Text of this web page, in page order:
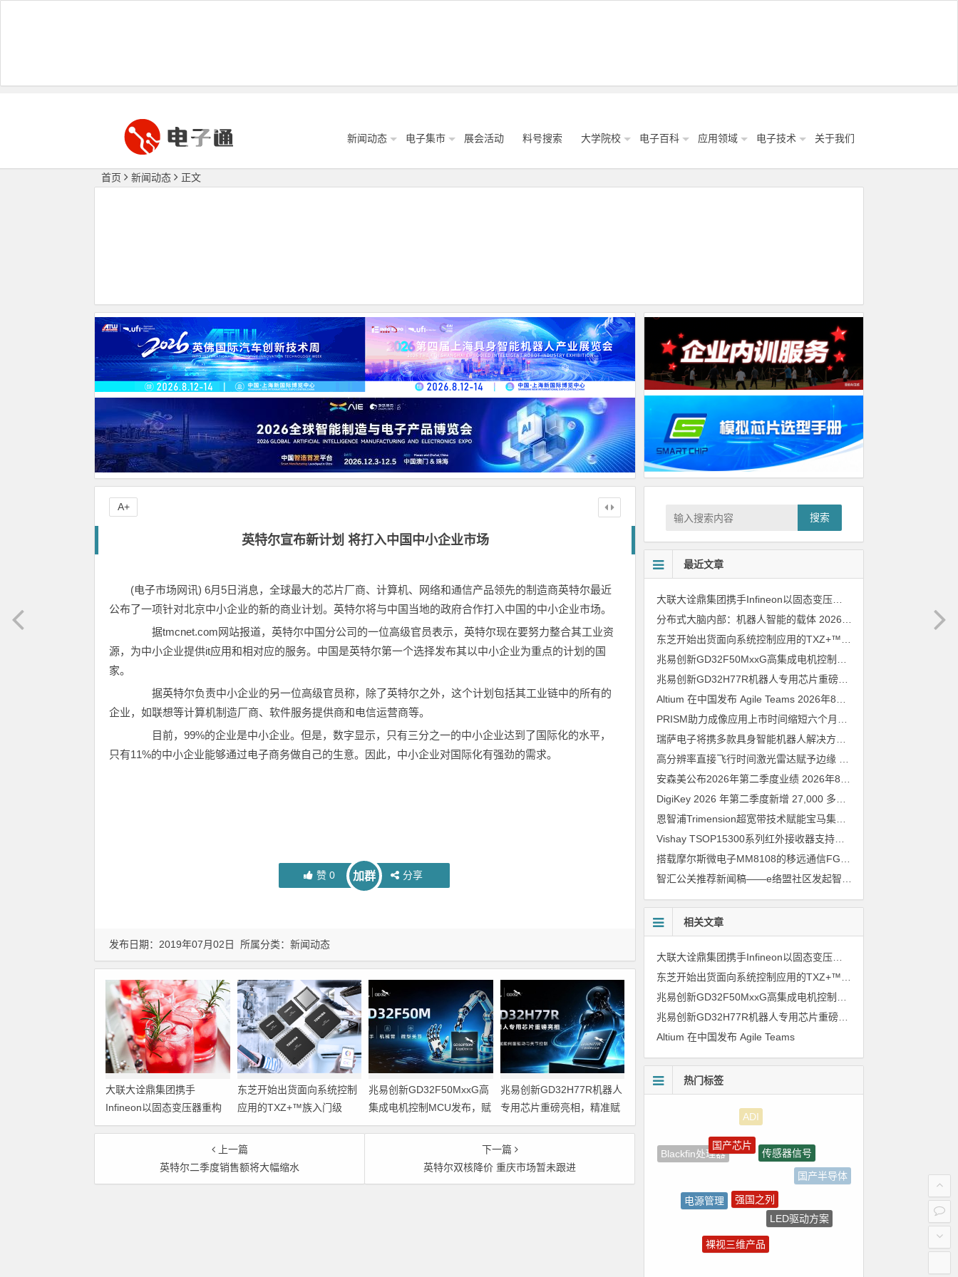
新闻动态 电子集市 展会活动 料号搜索 大学院校 电子百科 应用领域 电子技术 关于我们
首页 新闻动态 正文
英特尔宣布新计划 将打入中国中小企业市场
(电子市场网讯) 6月5日消息，全球最大的芯片厂商、计算机、网络和通信产品领先的制造商英特尔最近
公布了一项针对北京中小企业的新的商业计划。英特尔将与中国当地的政府合作打入中国的中小企业市场。
据tmcnet.com网站报道，英特尔中国分公司的一位高级官员表示，英特尔现在要努力整合其工业资
源，为中小企业提供it应用和相对应的服务。中国是英特尔第一个选择发布其以中小企业为重点的计划的国
家。
据英特尔负责中小企业的另一位高级官员称，除了英特尔之外，这个计划包括其工业链中的所有的
企业，如联想等计算机制造厂商、软件服务提供商和电信运营商等。
目前，99%的企业是中小企业。但是，数字显示，只有三分之一的中小企业达到了国际化的水平，
只有11%的中小企业能够通过电子商务做自己的生意。因此，中小企业对国际化有强劲的需求。
赞0 加群 分享
A+
发布日期：2019年07月02日 所属分类： 新闻动态
大联大诠鼎集团携手
Infineon以固态变压器重构
配电效率新标杆
东芝开始出货面向系统控制
应用的TXZ+™族入门级
M4V组（搭载Arm
Cortex‑M4内核的标准微控
制器）工程样品
兆易创新GD32F50MxxG高
集成电机控制MCU发布，赋
能人形机器人关节驱动革新
兆易创新GD32H77R机器人
专用芯片重磅亮相，精准赋
能伺服驱动与关节控制
上一篇
英特尔二季度销售额将大幅缩水
下一篇
英特尔双核降价 重庆市场暂未跟进
搜索
最近文章
大联大诠鼎集团携手Infineon以固态变压器重构配电效率新标杆
分布式大脑内部：机器人智能的载体 2026年8月6日
兆易创新GD32H77R机器人专用芯片重磅亮相，精准赋能伺服驱动与关节控制
Altium 在中国发布 Agile Teams 2026年8月6日
安森美公布2026年第二季度业绩 2026年8月6日
恩智浦Trimension超宽带技术赋能宝马集团Digital Key Plus及生命体存在检测功能
Vishay TSOP15300系列红外接收器支持所有主流遥控代码
相关文章
大联大诠鼎集团携手Infineon以固态变压器重构配电效率新标杆
兆易创新GD32H77R机器人专用芯片重磅亮相，精准赋能伺服驱动与关节控制
Altium 在中国发布 Agile Teams
热门标签
Blackfin处理器
国产半导体
LED驱动方案
裸视三维产品